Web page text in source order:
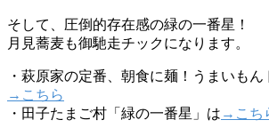
そして、圧倒的存在感の緑の一番星！
月見蕎麦も御馳走チックになります。
・萩原家の定番、朝食に麺！うまいも
→こちら
・田子たまご村「緑の一番星」は →こち